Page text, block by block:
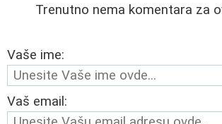
Trenutno nema komentara za
Vaše ime:
Vaš email: